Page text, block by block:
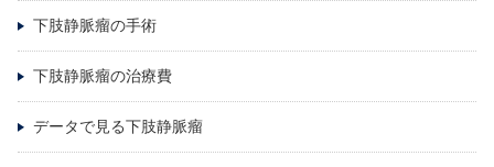
下肢静脈瘤の手術
下肢静脈瘤の治療費
データで見る下肢静脈瘤